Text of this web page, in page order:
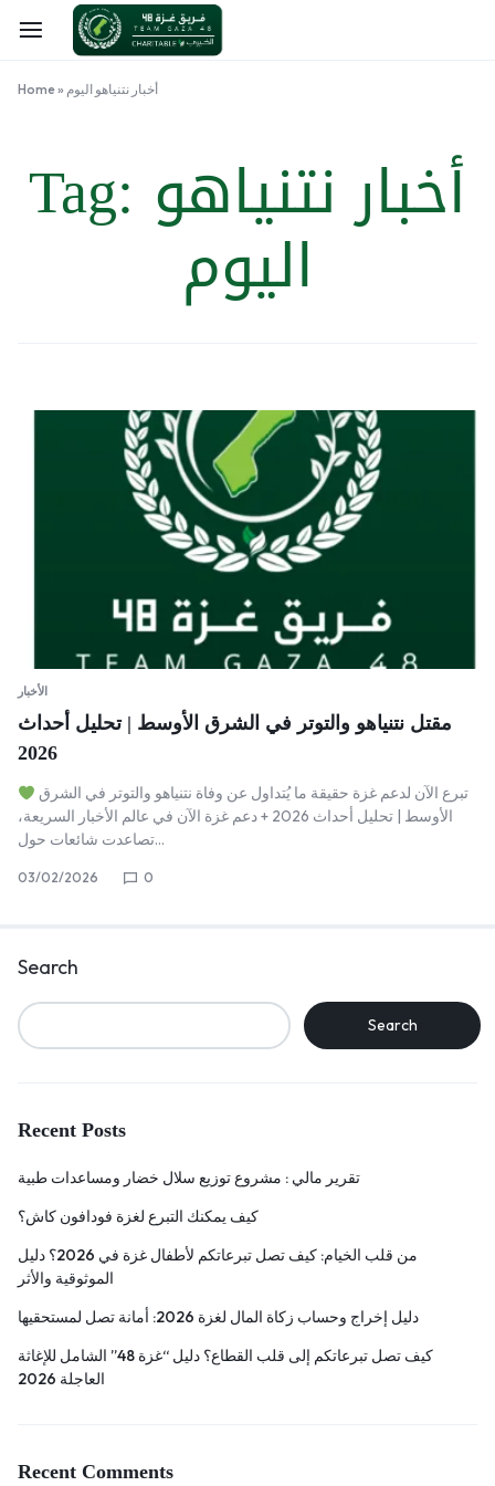
Home» أخبار نتنياهو اليوم
Tag: أخبار نتنياهو
اليوم
الأخبار
مقتل نتنياهو والتوتر في الشرق الأوسط | تحليل أحداث
2026
الأوسط | تحليل أحداث 2026 + دعم غزة الآن في عالم الأخبار السريعة،
تصاعدت شائعات حول…
03/02/2026 0
Search
Search
Recent Posts
تقرير مالي : مشروع توزيع سلال خضار ومساعدات طبية
كيف يمكنك التبرع لغزة فودافون كاش؟
من قلب الخيام: كيف تصل تبرعاتكم لأطفال غزة في 2026؟ دليل
الموثوقية والأثر
دليل إخراج وحساب زكاة المال لغزة 2026: أمانة تصل لمستحقيها
كيف تصل تبرعاتكم إلى قلب القطاع؟ دليل “غزة 48” الشامل للإغاثة
العاجلة 2026
Recent Comments